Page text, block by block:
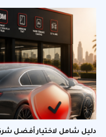
دليل شامل لاختيار أفضل